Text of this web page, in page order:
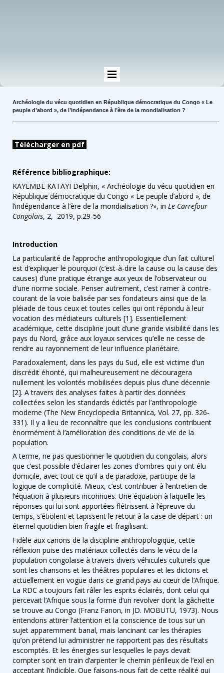
Archéologie du vécu quotidien en République démocratique du Congo « Le
peuple d’abord », de l’indépendance à l’ère de la mondialisation ?
Télécharger en pdf
Référence bibliographique:
KAYEMBE KATAYI Delphin, « Archéologie du vécu quotidien en
République démocratique du Congo « Le peuple d’abord », de
l’indépendance à l’ère de la mondialisation ?», in Le Carrefour
Congolais, 2, 2019, p.29-56
Introduction
La particularité de l’approche anthropologique d’un fait culturel
est d’expliquer le pourquoi (c’est-à-dire la cause ou la cause des
causes) d’une pratique étrange aux yeux de l’observateur ou
d’une norme sociale. Penser autrement, c’est ramer à contre-
courant de la voie balisée par ses fondateurs ainsi que de la
pléiade de tous ceux et toutes celles qui ont répondu à leur
vocation des médiateurs culturels [1]. Essentiellement
académique, cette discipline jouit d’une grande visibilité dans les
pays du Nord, grâce aux loyaux services qu’elle ne cesse de
rendre au rayonnement de leur influence planétaire.
Paradoxalement, dans les pays du Sud, elle est victime d’un
discrédit éhonté, qui malheureusement ne découragera
nullement les volontés mobilisées depuis plus d’une décennie
[2]. A travers des analyses faites à partir des données
collectées selon les standards édictés par l’anthropologie
moderne (The New Encyclopedia Britannica, Vol. 27, pp. 326-
331). Il y a lieu de reconnaître que les conclusions contribuent
énormément à l’amélioration des conditions de vie de la
population.
A terme, ne pas questionner le quotidien du congolais, alors
que c’est possible d’éclairer les zones d’ombres qui y ont élu
domicile, avec tout ce qu’il a de paradoxe, participe de la
logique de complicité. Mieux, c’est contribuer à l’entretien de
l’équation à plusieurs inconnues. Une équation à laquelle les
réponses qui lui sont apportées flétrissent à l’épreuve du
temps, s’étiolent et tapissent le retour à la case de départ : un
éternel quotidien bien fragile et fragilisant.
Fidèle aux canons de la discipline anthropologique, cette
réflexion puise des matériaux collectés dans le vécu de la
population congolaise à travers divers véhicules culturels que
sont les chansons et les théâtres populaires et les dictons et
actuellement en vogue dans ce grand pays au cœur de l’Afrique.
La RDC a toujours fait râler les esprits éclairés, dont celui qui
percevait l’Afrique sous la forme d’un revolver dont la gâchette
se trouve au Congo (Franz Fanon, in JD. MOBUTU, 1973). Nous
entendons attirer l’attention et la conscience de tous sur un
sujet apparemment banal, mais lancinant car les thérapies
qu’on prétend lui administrer ne rapportent pas des résultats
escomptés. Et les énergies sur lesquelles le pays devait
compter sont en train d’arpenter le chemin périlleux de l’exil en
acceptant l’indicible. Que faisons-nous fait de cette réalité qui